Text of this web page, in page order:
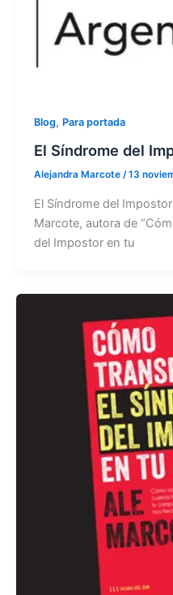
Blog, Para portada
El Síndrome del
Alejandra Marcote /13
El Síndrome del
Marcote, autora de
del Impostor en tu